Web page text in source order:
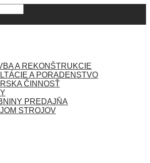
A REKONŠTRUKCIE
A PORADENSTVO
ČINNOSŤ
PREDAJŇA
STROJOV